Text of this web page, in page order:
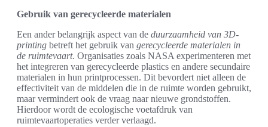
Gebruik van gerecycleerde materialen
Een ander belangrijk aspect van de duurzaamheid van 3D-
printing betreft het gebruik van gerecycleerde materialen in
de ruimtevaart. Organisaties zoals NASA experimenteren met
het integreren van gerecycleerde plastics en andere secundaire
materialen in hun printprocessen. Dit bevordert niet alleen de
effectiviteit van de middelen die in de ruimte worden gebruikt,
maar vermindert ook de vraag naar nieuwe grondstoffen.
Hierdoor wordt de ecologische voetafdruk van
ruimtevaartoperaties verder verlaagd.